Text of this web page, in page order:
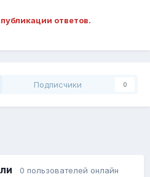
ответов.
Подписчики 0
0 пользователей онлайн